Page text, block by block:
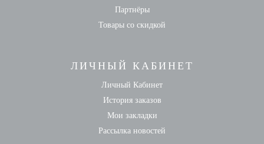
Партнёры
Товары со скидкой
ЛИЧНЫЙ КАБИНЕТ
Личный Кабинет
История заказов
Мои закладки
Рассылка новостей